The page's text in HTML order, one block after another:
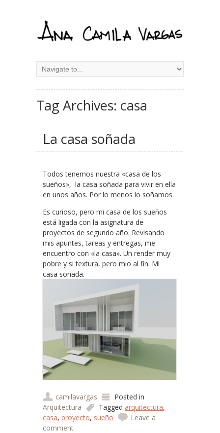
Tag Archives: casa
La casa soñada
Todos tenemos nuestra «casa de los
sueños», la casa soñada para vivir en ella
en unos años. Por lo menos lo soñamos.
Es curioso, pero mi casa de los sueños
está ligada con la asignatura de
proyectos de segundo año. Revisando
mis apuntes, tareas y entregas, me
encuentro con «la casa». Un render muy
pobre y si textura, pero mio al fin. Mi
casa soñada.
camilavargas
Posted in
Arquitectura
Taggedarquitectura,
casa,proyecto, sueño
Leave a
comment